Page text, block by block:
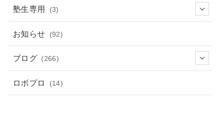
塾生専用 (3)
お知らせ (92)
ブログ (266)
ロボプロ (14)